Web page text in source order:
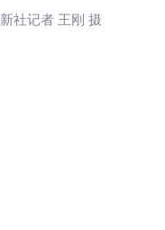
社记者 王刚 摄